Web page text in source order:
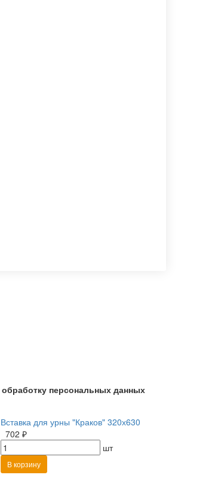
обработку персональных данных
Вставка для урны "Краков" 320х630
702 ₽
шт
В корзину